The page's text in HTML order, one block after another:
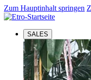
Zum Hauptinhalt springen
SALES